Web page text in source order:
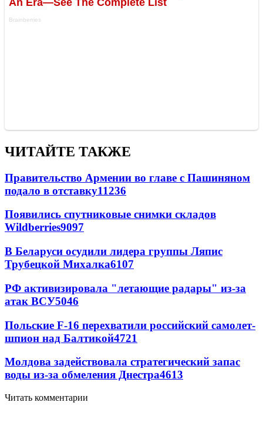
ЧИТАЙТЕ ТАКЖЕ
Правительство Армении во главе с Пашиняном
подало в отставку11236
Появились спутниковые снимки складов
Wildberries9097
В Беларуси осудили лидера группы Ляпис
Трубецкой Михалка6107
РФ активизировала "летающие радары" из-за
атак ВСУ5046
Польские F-16 перехватили российский самолет-
шпион над Балтикой4721
Молдова задействовала стратегический запас
воды из-за обмеления Днестра4613
Читать комментарии